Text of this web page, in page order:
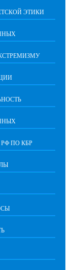
ЭТИКИ
ПО КБР